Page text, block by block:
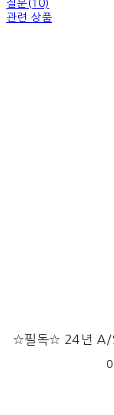
질문(10)
관련 상품
☆필독☆ 24년 A/S